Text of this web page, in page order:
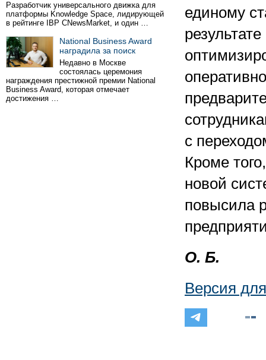
Разработчик универсального движка для
платформы Knowledge Space, лидирующей
в рейтинге IBP CNewsMarket, и один …
National Business Award
наградила за поиск
Недавно в Москве
состоялась церемония
награждения престижной премии National
Business Award, которая отмечает
достижения …
единому
с
Кроме
новой
повысила
О. Б.
Версия